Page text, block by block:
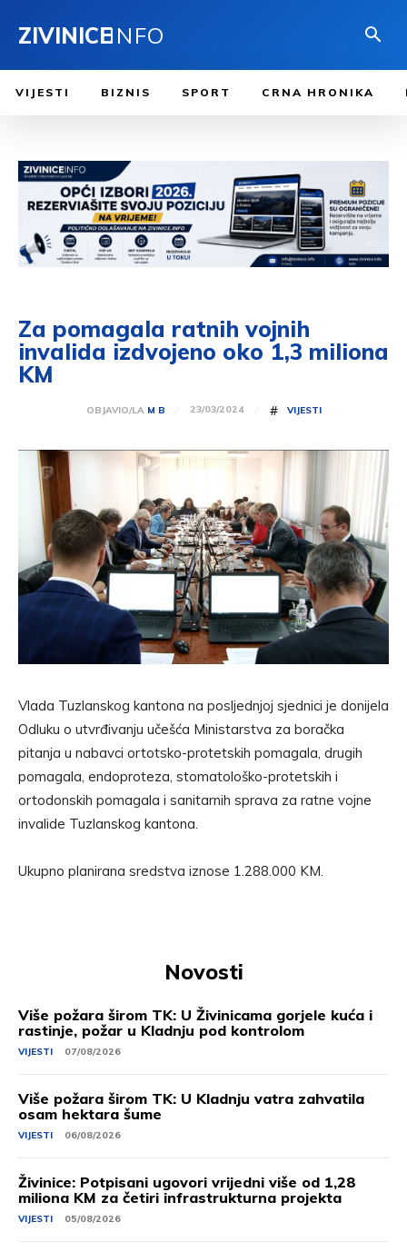
ZIVINICEINFO
VIJESTI BIZNIS SPORT CRNA HRONIKA
Za pomagala ratnih vojnih
invalida izdvojeno oko 1,3 miliona
KM
OBJAVIO/LA M B 23/03/2024 # VIJESTI
Vlada Tuzlanskog kantona na posljednjoj sjednici je donijela
Odluku o utvrđivanju učešća Ministarstva za boračka
pitanja u nabavci ortotsko-protetskih pomagala, drugih
pomagala, endoproteza, stomatološko-protetskih i
ortodonskih pomagala i sanitarnih sprava za ratne vojne
invalide Tuzlanskog kantona.
Ukupno planirana sredstva iznose 1.288.000 KM.
Novosti
Više požara širom TK: U Živinicama gorjele kuća i
rastinje, požar u Kladnju pod kontrolom
VIJESTI 07/08/2026
Više požara širom TK: U Kladnju vatra zahvatila
osam hektara šume
VIJESTI 06/08/2026
Živinice: Potpisani ugovori vrijedni više od 1,28
miliona KM za četiri infrastrukturna projekta
VIJESTI 05/08/2026